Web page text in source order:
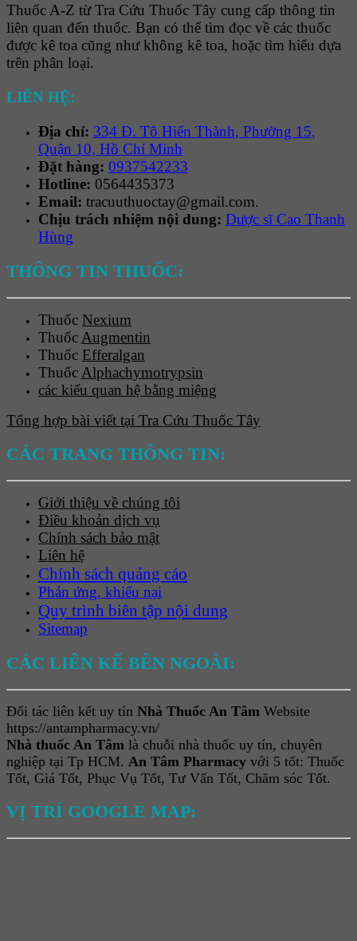
Thuốc A-Z từ Tra Cứu Thuốc Tây cung cấp thông tin
liên quan đến thuốc. Bạn có thể tìm đọc về các thuốc
được kê toa cũng như không kê toa, hoặc tìm hiểu dựa
trên phân loại.
LIÊN HỆ:
Địa chỉ: 334 Đ. Tô Hiến Thành, Phường 15,
Quận 10, Hồ Chí Minh
Đặt hàng: 0937542233
Hotline: 0564435373
Email: tracuuthuoctay@gmail.com.
Chịu trách nhiệm nội dung: Dược sĩ Cao Thanh
Hùng
THÔNG TIN THUỐC:
Thuốc Nexium
Thuốc Augmentin
Thuốc Efferalgan
Thuốc Alphachymotrypsin
các kiểu quan hệ bằng miệng
Tổng hợp bài viết tại Tra Cứu Thuốc Tây
CÁC TRANG THÔNG TIN:
Giới thiệu về chúng tôi
Điều khoản dịch vụ
Chính sách bảo mật
Liên hệ
Chính sách quảng cáo
Phản ứng, khiếu nại
Quy trình biên tập nội dung
Sitemap
CÁC LIÊN KẾ BÊN NGOÀI:
Đối tác liên kết uy tín Nhà Thuốc An Tâm Website
https://antampharmacy.vn/
Nhà thuốc An Tâm là chuỗi nhà thuốc uy tín, chuyên
nghiệp tại Tp HCM. An Tâm Pharmacy với 5 tốt: Thuốc
Tốt, Giá Tốt, Phục Vụ Tốt, Tư Vấn Tốt, Chăm sóc Tốt.
VỊ TRÍ GOOGLE MAP: